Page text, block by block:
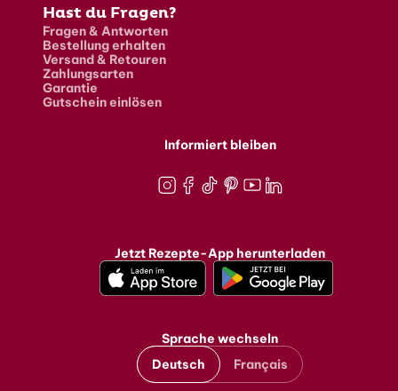
Hast du Fragen?
Fragen & Antworten
Bestellung erhalten
Versand & Retouren
Zahlungsarten
Garantie
Gutschein einlösen
Informiert bleiben
Jetzt Rezepte-App herunterladen
Sprache wechseln
Deutsch
Français